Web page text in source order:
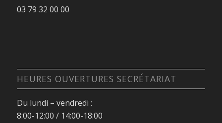
03 79 32 00 00
HEURES OUVERTURES SECRÉTARIAT
Du lundi – vendredi :
8:00-12:00 / 14:00-18:00